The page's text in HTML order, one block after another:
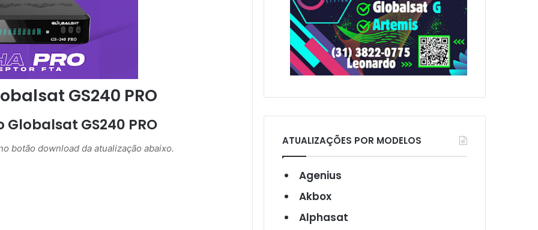
GS240 PRO
GS240 PRO
botão download da atualização abaixo.
ATUALIZAÇÕES POR MODELOS
Agenius
Akbox
Alphasat